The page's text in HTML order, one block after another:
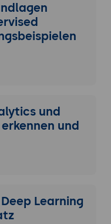
und
und
Learning